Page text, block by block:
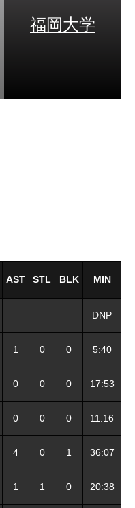
福岡大学
AST STL BLK
MIN
DNP
1 0 0 5:40
0 0 0 17:53
0 0 0 11:16
4 0 1 36:07
1 1 0 20:38